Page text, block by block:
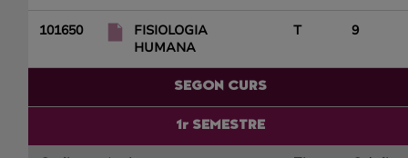
101650
FISIOLOGIA
HUMANA
T 9
SEGON CURS
1r SEMESTRE